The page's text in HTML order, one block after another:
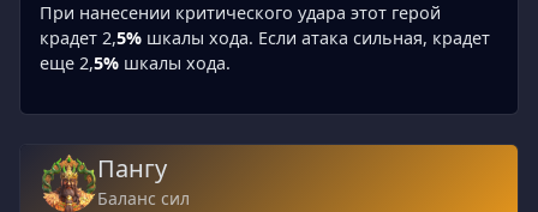
При нанесении критического удара этот герой
крадет 2,5% шкалы хода. Если атака сильная, крадет
еще 2,5% шкалы хода.
Пангу
Баланс сил